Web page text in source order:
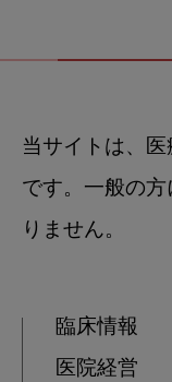
当サイトは、
です。一般の
りません。
臨床情報
医院経営